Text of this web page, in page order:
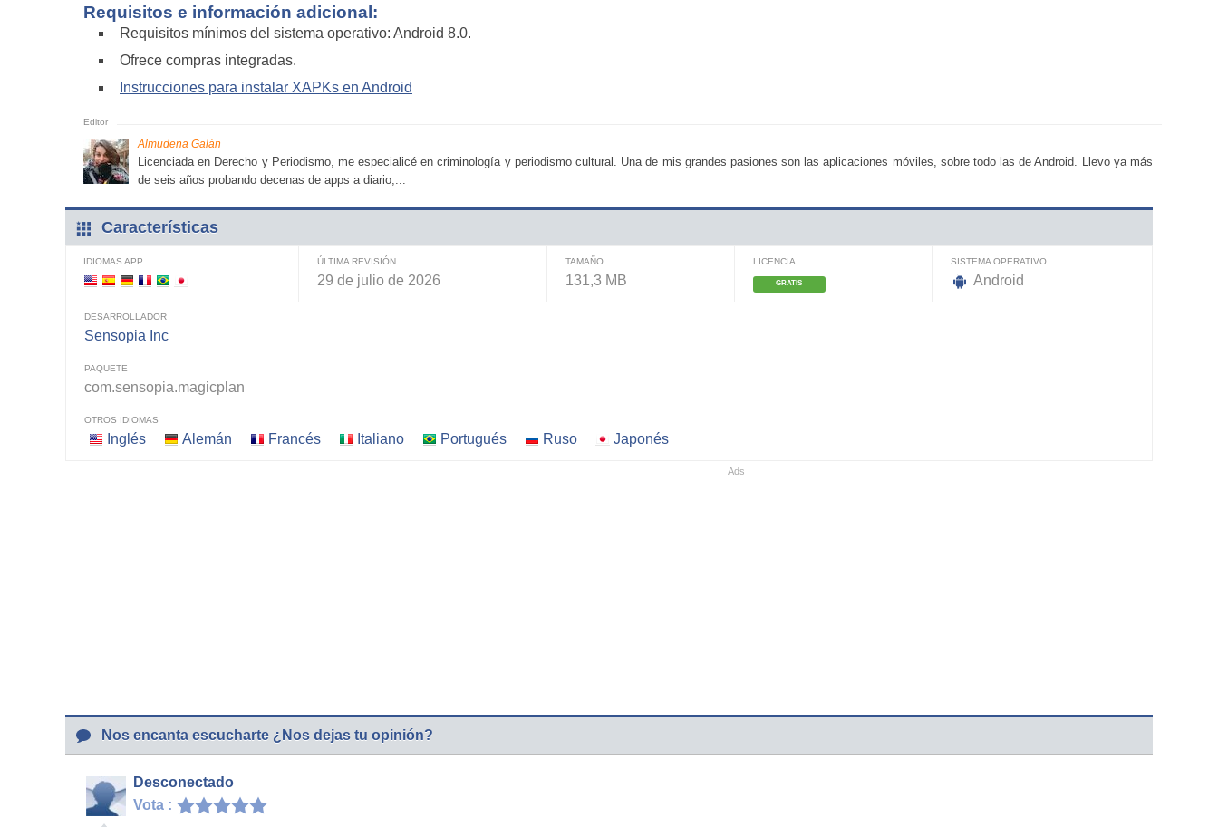
Requisitos e información adicional:
Requisitos mínimos del sistema operativo: Android 8.0.
Ofrece compras integradas.
Instrucciones para instalar XAPKs en Android
Almudena Galán
Licenciada en Derecho y Periodismo, me especialicé en criminología y periodismo cultural. Una de mis grandes pasiones son las aplicaciones móviles, sobre todo las de Android. Llevo ya más
de seis años probando decenas de apps a diario,...
Características
IDIOMAS APP ÚLTIMA REVISIÓN
29 de julio de 2026
TAMAÑO
131,3 MB
LICENCIA
GRATIS
SISTEMA OPERATIVO
Android
DESARROLLADOR
Sensopia Inc
PAQUETE
com.sensopia.magicplan
OTROS IDIOMAS
Inglés Alemán Francés Italiano Portugués Ruso Japonés
Nos encanta escucharte ¿Nos dejas tu opinión?
Desconectado
Vota :